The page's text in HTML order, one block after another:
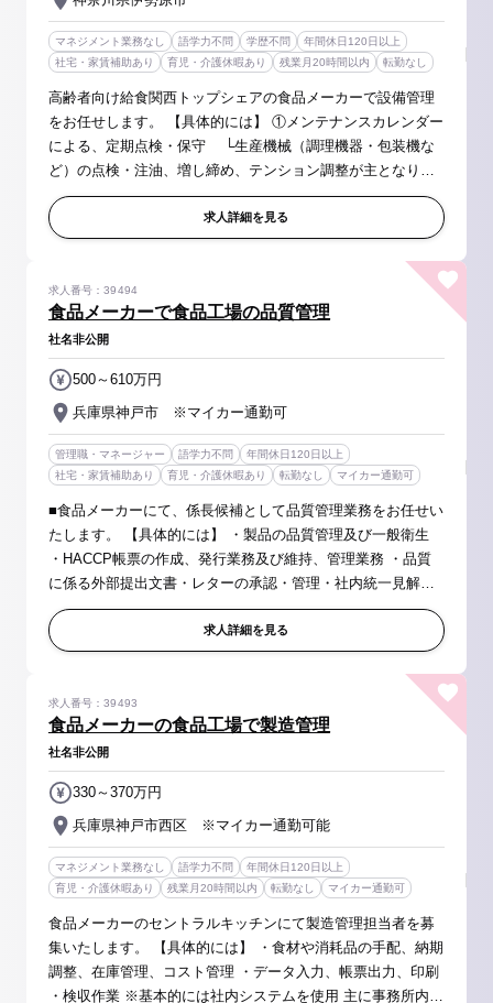
マネジメント業務なし 語学力不問 学歴不問
年間休日120日以上
社宅・家賃補助あり
育児・介護休暇あり 残業月20時間以内 転勤なし
高齢者向け給食関西トップシェアの食品メーカーで設備管理
をお任せします。 【具体的には】 ①メンテナンスカレンダー
による、定期点検・保守 └生産機械（調理機器・包装機な
ど）の点検・注油、増し締め、テンション調整が主となりま
す。 容易に交換できるもの（パッキン・ベルト類）か
ら、機器の分解整備な...求人詳細を見る
食品メーカーで食品工場の品質管理
求人番号：39494
社名非公開
兵庫県神戸市 ※マイカー通勤可
500～610万円
管理職・マネージャー 語学力不問
年間休日120日以上
社宅・家賃補助あり
育児・介護休暇あり 転勤なし マイカー通勤可
■食品メーカーにて、係長候補として品質管理業務をお任せい
たします。 【具体的には】 ・製品の品質管理及び一般衛生
・HACCP帳票の作成、発行業務及び維持、管理業務 ・品質
に係る外部提出文書・レターの承認・管理・社内統一見解の
発信 ・外部機関とのインスペクションの推進、管轄保健所の
対応 ・お客さまか...
求人詳細を見る
食品メーカーの食品工場で製造管理
求人番号：39493
社名非公開
兵庫県神戸市西区 ※マイカー通勤可能
330～370万円
マネジメント業務なし 語学力不問
年間休日120日以上
育児・介護休暇あり
残業月20時間以内 転勤なし マイカー通勤可
食品メーカーのセントラルキッチンにて製造管理担当者を募
集いたします。 【具体的には】 ・食材や消耗品の手配、納期
調整、在庫管理、コスト管理 ・データ入力、帳票出力、印刷
・検収作業 ※基本的には社内システムを使用 主に事務所内で